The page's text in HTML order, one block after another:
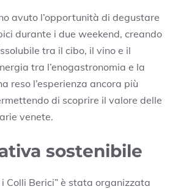
avuto l’opportunità di degustare
durante i due weekend, creando
tra il cibo, il vino e il
tra l’enogastronomia e la
reso l’esperienza ancora più
di scoprire il valore delle
venete.
sostenibile
i Colli Berici” è stata organizzata